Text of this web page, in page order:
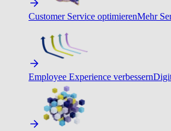
Customer Service optimierenMehr
Employee Experience verbessern